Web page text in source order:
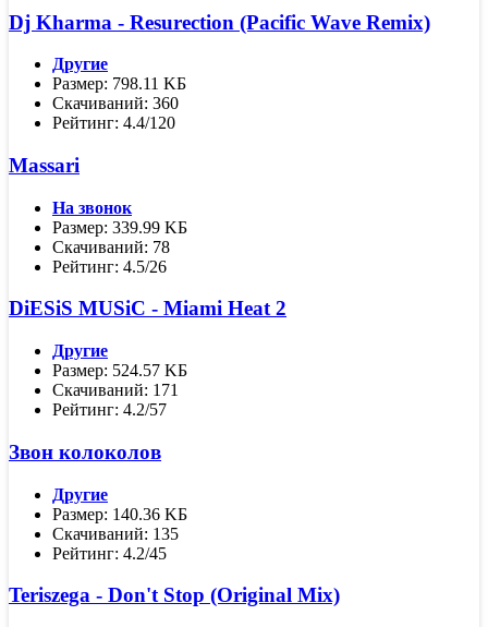
Dj Kharma - Resurection (Pacific Wave Remix)
Другие
Размер: 798.11 KБ
Скачиваний: 360
Рейтинг: 4.4/120
Massari
На звонок
Размер: 339.99 KБ
Скачиваний: 78
Рейтинг: 4.5/26
DiESiS MUSiC - Miami Heat 2
Другие
Размер: 524.57 KБ
Скачиваний: 171
Рейтинг: 4.2/57
Звон колоколов
Другие
Размер: 140.36 KБ
Скачиваний: 135
Рейтинг: 4.2/45
Teriszega - Don't Stop (Original Mix)